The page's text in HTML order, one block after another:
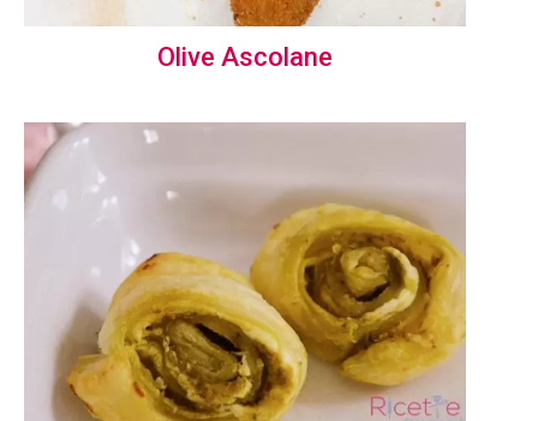
Olive Ascolane